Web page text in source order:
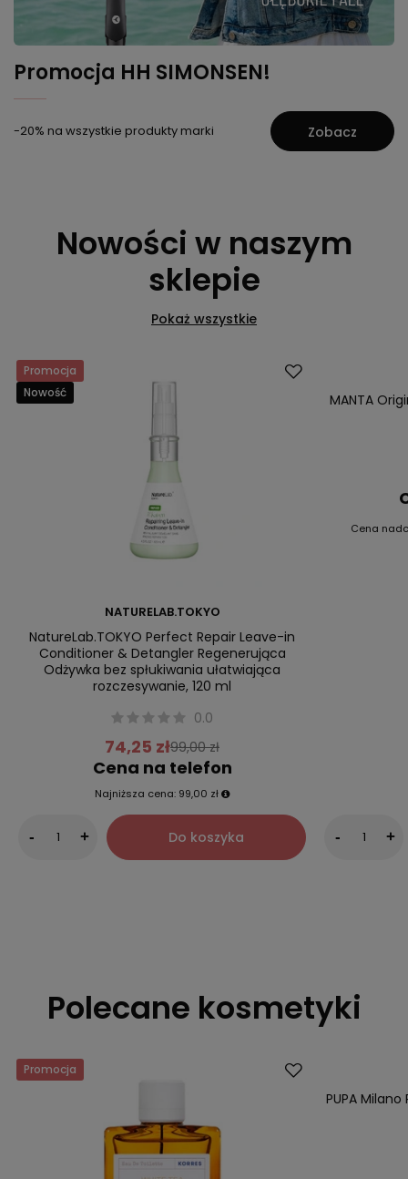
Promocja HH SIMONSEN!
-20% na wszystkie produkty marki Zobacz
Nowości w naszym
sklepie
Pokaż wszystkie
Promocja
Nowość
NATURELAB.TOKYO
NatureLab.TOKYO Perfect Repair Leave-in
Conditioner & Detangler Regenerująca
Odżywka bez spłukiwania ułatwiająca
rozczesywanie, 120 ml
0.0
74,25 zł99,00 zł
Cena na telefon
Najniższa cena: 99,00 zł
- + Do koszyka
Nowość
MANTA
Cena
- +
Polecane kosmetyki
Promocja
PUPA